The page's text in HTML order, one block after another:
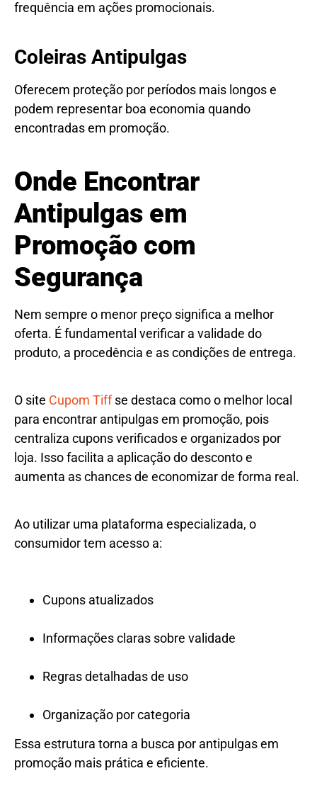
frequência em ações promocionais.
Coleiras Antipulgas
Oferecem proteção por períodos mais longos e
podem representar boa economia quando
encontradas em promoção.
Onde Encontrar
Antipulgas em
Promoção com
Segurança
Nem sempre o menor preço significa a melhor
oferta. É fundamental verificar a validade do
produto, a procedência e as condições de entrega.
O site Cupom Tiffse destaca como o melhor local
para encontrar antipulgas em promoção, pois
centraliza cupons verificados e organizados por
loja. Isso facilita a aplicação do desconto e
aumenta as chances de economizar de forma real.
Ao utilizar uma plataforma especializada, o
consumidor tem acesso a:
Cupons atualizados
Informações claras sobre validade
Regras detalhadas de uso
Organização por categoria
Essa estrutura torna a busca por antipulgas em
promoção mais prática e eficiente.